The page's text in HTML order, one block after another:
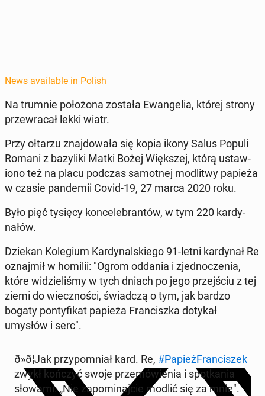
News available in Polish
Na trumnie położona została Ewan­gelia, której strony
przewracał lekki wiatr.
Przy ołtarzu zna­j­dowała się kopia ikony Salus Populi
Romani z bazy­li­ki Matki Bożej Więk­szej, którą ustaw­
iono też na placu podczas samot­nej mod­l­itwy papieża
w czasie pan­demii Covid-19, 27 marca 2020 roku.
Było pięć tysięcy kon­cel­e­bran­tów, w tym 220 kar­dy­
nałów.
Dziekan Kolegium Kar­dy­nal­skiego 91-letni kar­dy­nał Re
oz­na­jmił w homilii: "Ogrom oddania i zjed­noczenia,
które widzieliśmy w tych dniach po jego prze­jś­ciu z tej
ziemi do wiecznoś­ci, świad­czą o tym, jak bardzo
bogaty pon­ty­fikat papieża Fran­cisz­ka dotykał
umysłów i serc".
ð»ð¦­Jak przy­pom­ni­ał kard. Re, #Pa­pieżFran­ciszek
zwykł kończyć swoje przemówienia i spotka­nia
słowami: „Nie za­pom­i­na­j­cie modlić się za mnie".